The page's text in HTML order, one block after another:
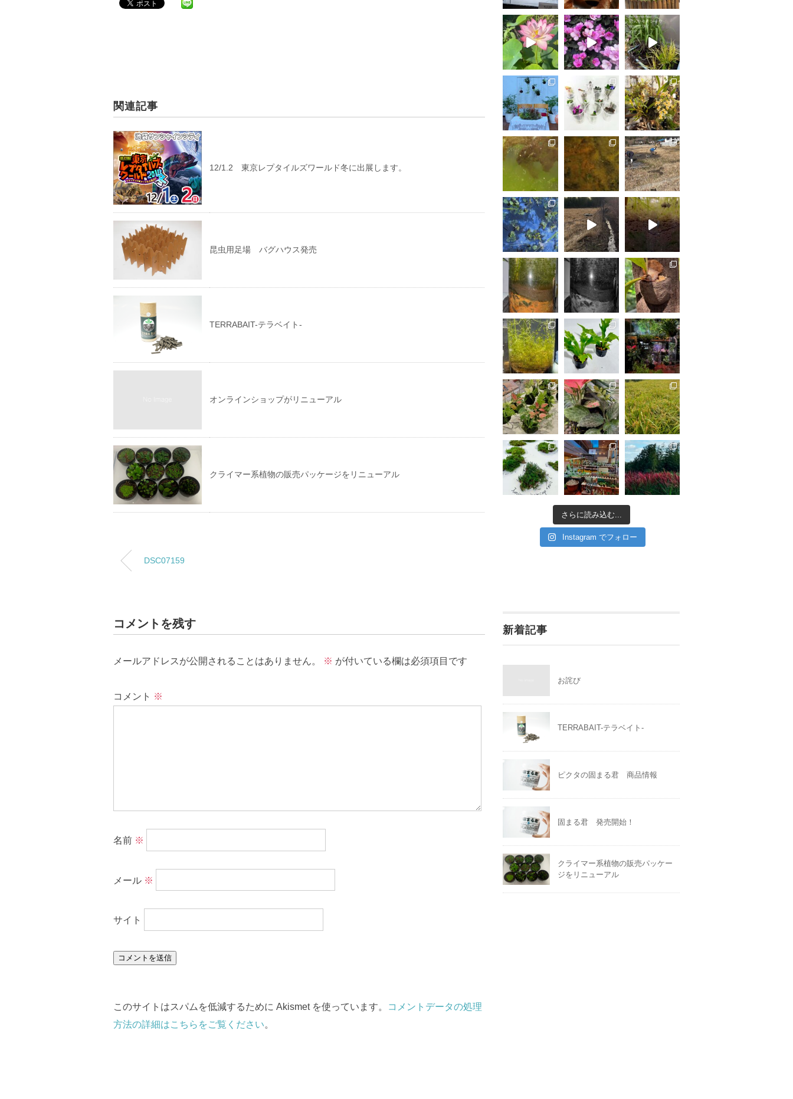
関連記事
12/1.2 東京レプタイルズワールド冬に出展します。
昆虫用足場 バグハウス発売
TERRABAIT-テラベイト-
オンラインショップがリニューアル
クライマー系植物の販売パッケージをリニューアル
DSC07159
コメントを残す
メールアドレスが公開されることはありません。 ※ が付いている欄は必須項目です
コメント ※
名前 ※
メール ※
サイト
このサイトはスパムを低減するために Akismet を使っています。
コメントデータの処理
方法の詳細はこちらをご覧ください。
さらに読み込む...
Instagram でフォロー
新着記事
お詫び
TERRABAIT-テラベイト-
ピクタの固まる君 商品情報
固まる君 発売開始！
クライマー系植物の販売パッケー
ジをリニューアル